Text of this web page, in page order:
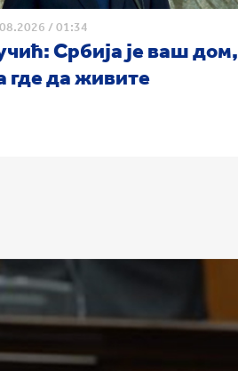
/01:34
Србија је ваш дом,
где да живите